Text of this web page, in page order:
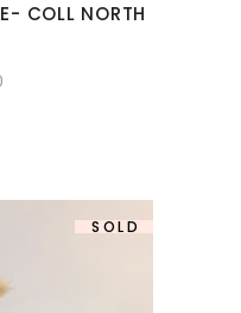
COLL NORTH
SOLD